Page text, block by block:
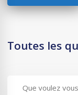
Toutes les